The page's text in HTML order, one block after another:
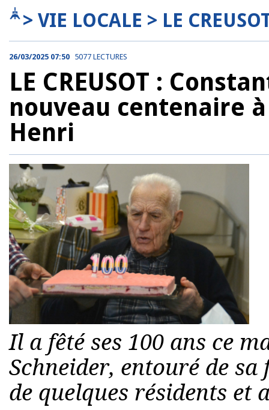
> VIE LOCALE > LE
26/03/2025 07:50 5077 LECTURES
LE CREUSOT :
nouveau centenaire à
Henri
Il a fêté ses 100 ans ce
Schneider, entouré de
de quelques résidents et